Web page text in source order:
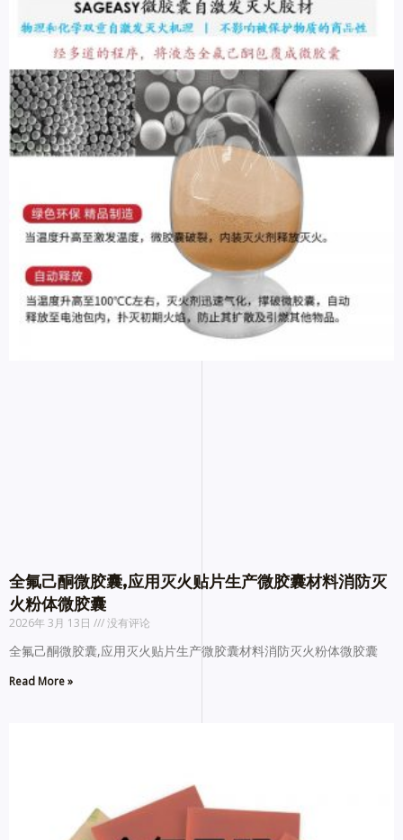
全氟己酮微胶囊,应用灭火贴片生产微胶囊材料消防灭
火粉体微胶囊
2026年 3月 13日 没有评论
全氟己酮微胶囊,应用灭火贴片生产微胶囊材料消防灭火粉体微胶囊
Read More »